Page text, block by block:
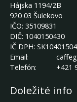
Hájska 1194/2B
920 03 Šulekovo
IČO: 35109831
DIČ: 1040150430
IČ DPH:
Email:
Telefón:
+421
Doležité info